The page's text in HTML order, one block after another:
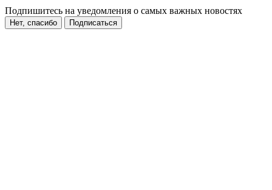
Подпишитесь на уведомления о самых важных новостях
Нет, спасибо Подписаться